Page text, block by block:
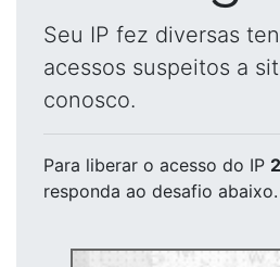
Seu IP fez diversas
acessos suspeitos a
conosco.
Para liberar o acesso do IP
responda ao desafio abaixo.